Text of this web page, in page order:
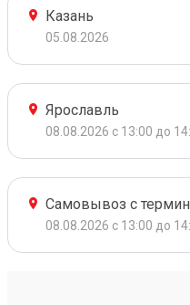
Казань
05.08.2026
Ярославль
08.08.2026 с 13:00 до
Самовывоз с
08.08.2026 с 13:00 до